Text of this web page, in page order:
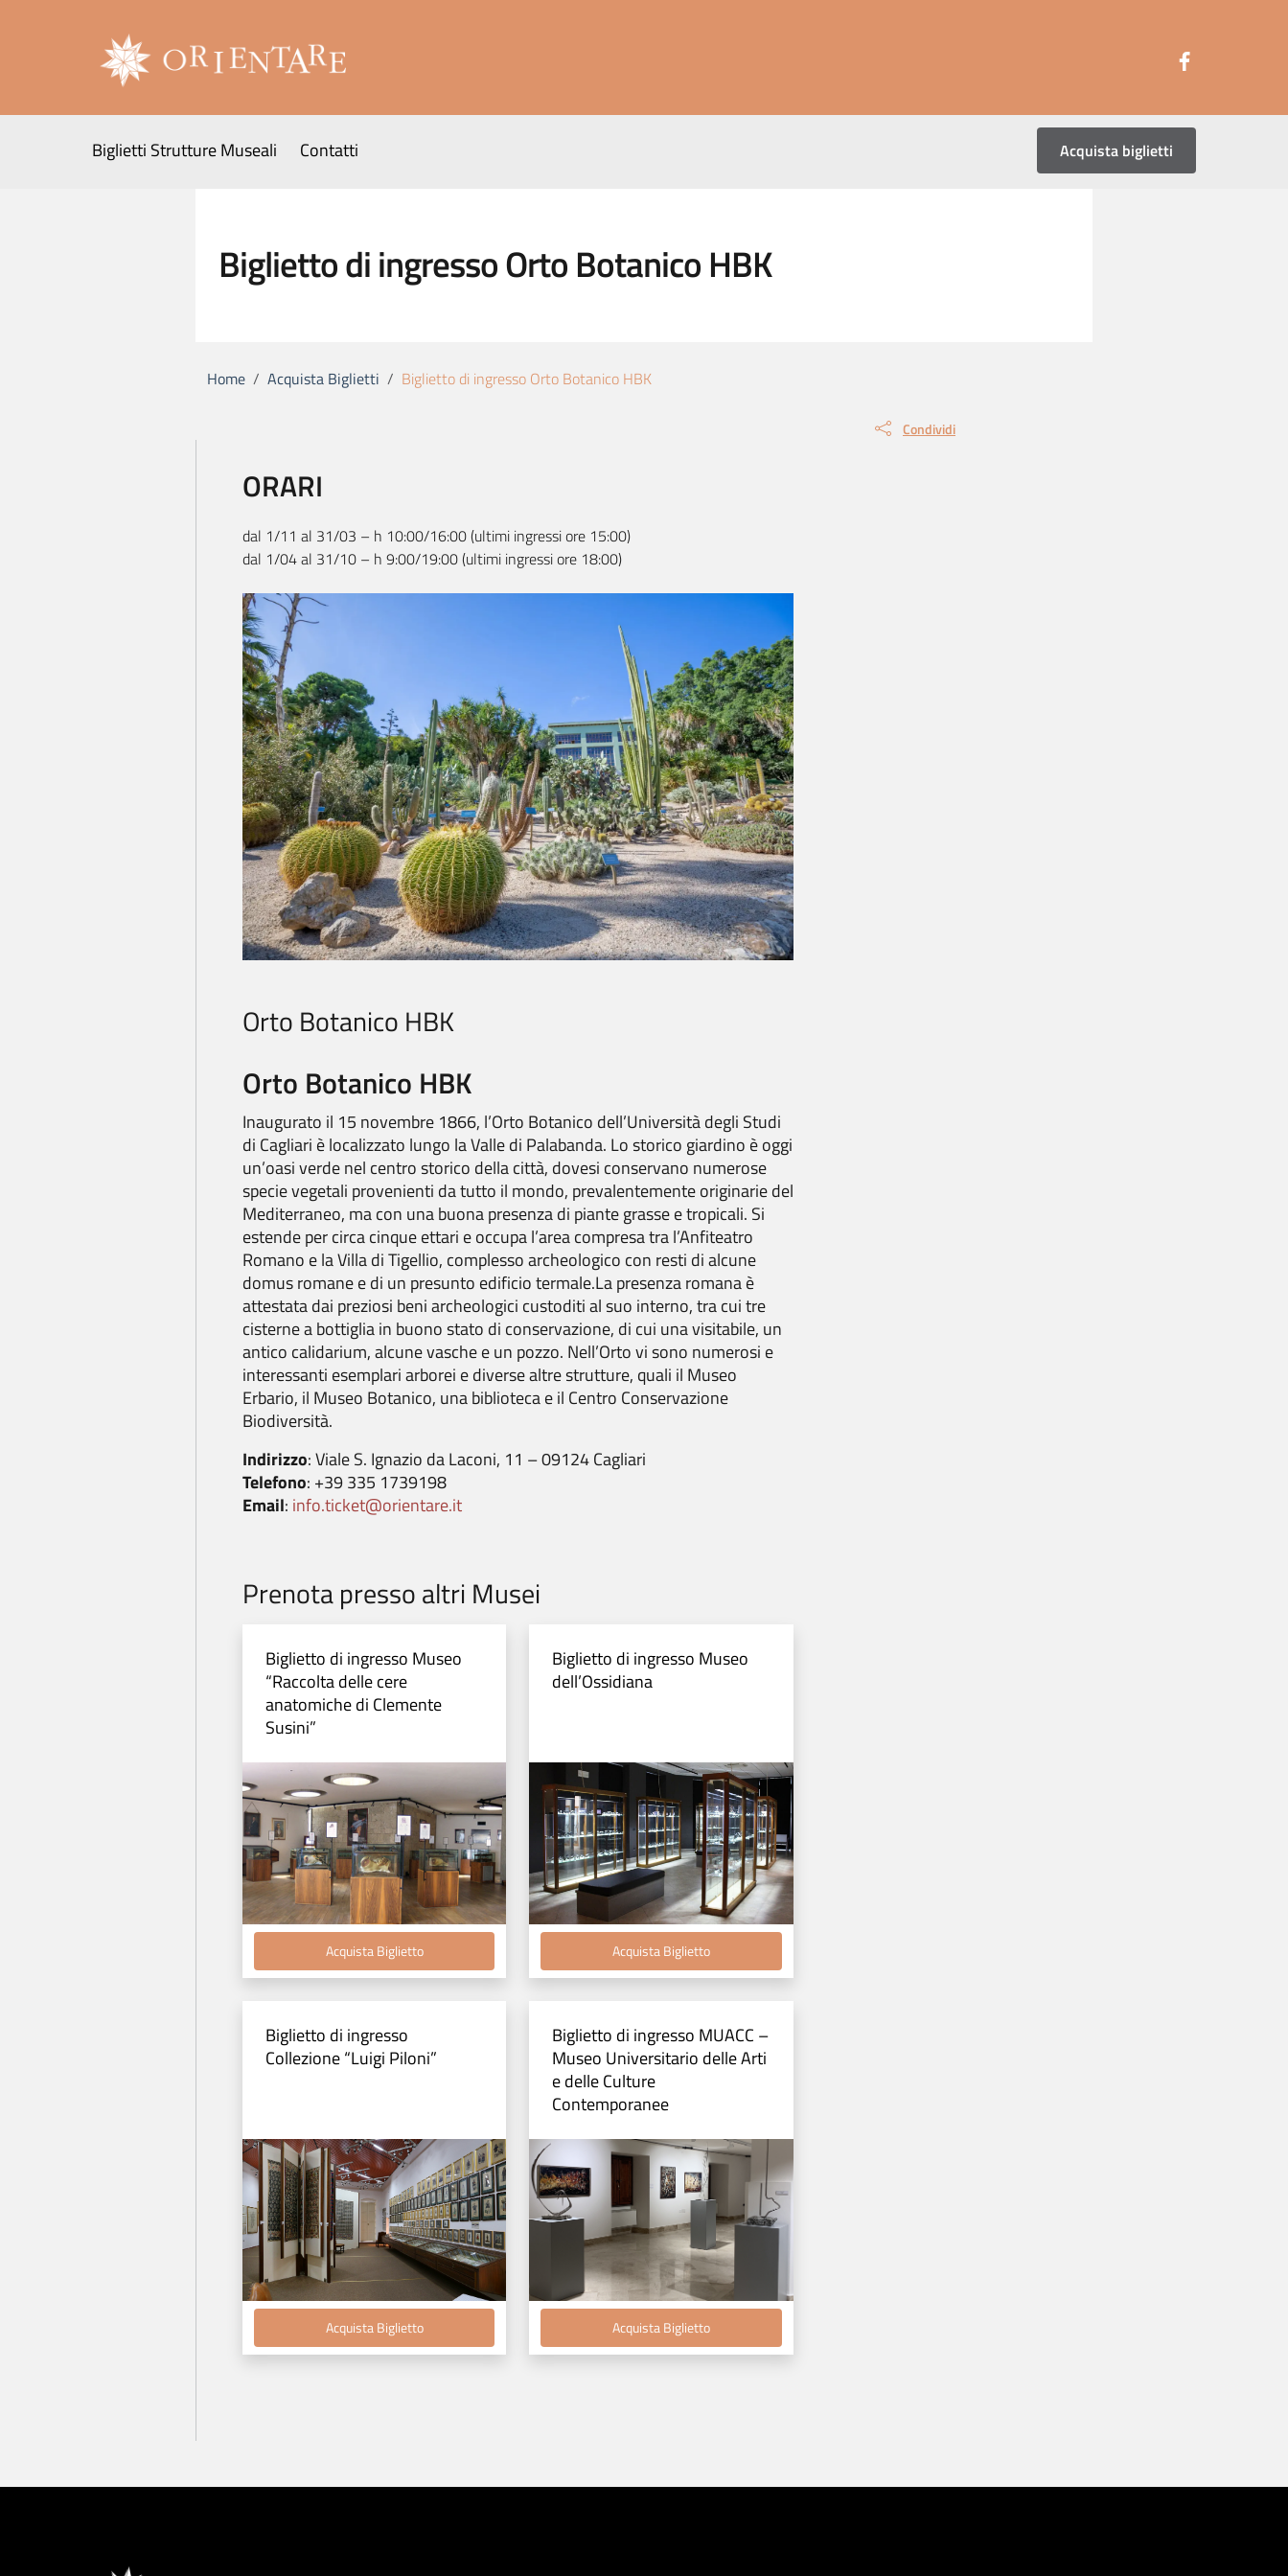
Go to the navigation menu
Seguici su
Menu principale
Biglietti Strutture Museali Contatti Acquista biglietti
Biglietto di ingresso Orto Botanico HBK
Home / Acquista Biglietti / Biglietto di ingresso Orto Botanico HBK
Condividi
ORARI
dal 1/11 al 31/03 – h 10:00/16:00 (ultimi ingressi ore 15:00)
dal 1/04 al 31/10 – h 9:00/19:00 (ultimi ingressi ore 18:00)
Orto Botanico HBK
Orto Botanico HBK
Inaugurato il 15 novembre 1866, l’Orto Botanico dell’Università degli Studi
di Cagliari è localizzato lungo la Valle di Palabanda. Lo storico giardino è oggi
un’oasi verde nel centro storico della città, dovesi conservano numerose
specie vegetali provenienti da tutto il mondo, prevalentemente originarie del
Mediterraneo, ma con una buona presenza di piante grasse e tropicali. Si
estende per circa cinque ettari e occupa l’area compresa tra l’Anfiteatro
Romano e la Villa di Tigellio, complesso archeologico con resti di alcune
domus romane e di un presunto edificio termale.La presenza romana è
attestata dai preziosi beni archeologici custoditi al suo interno, tra cui tre
cisterne a bottiglia in buono stato di conservazione, di cui una visitabile, un
antico calidarium, alcune vasche e un pozzo. Nell’Orto vi sono numerosi e
interessanti esemplari arborei e diverse altre strutture, quali il Museo
Erbario, il Museo Botanico, una biblioteca e il Centro Conservazione
Biodiversità.
Indirizzo: Viale S. Ignazio da Laconi, 11 – 09124 Cagliari
Telefono: +39 335 1739198
Email: info.ticket@orientare.it
Prenota presso altri Musei
Biglietto di ingresso Museo
“Raccolta delle cere
anatomiche di Clemente
Susini”
Acquista Biglietto
Biglietto di ingresso Museo
dell’Ossidiana
Acquista Biglietto
Biglietto di ingresso
Collezione “Luigi Piloni”
Acquista Biglietto
Biglietto di ingresso MUACC –
Museo Universitario delle Arti
e delle Culture
Contemporanee
Acquista Biglietto